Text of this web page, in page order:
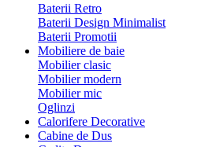
Baterii Retro
Baterii Design Minimalist
Baterii Promotii
Mobiliere de baie
Mobilier clasic
Mobilier modern
Mobilier mic
Oglinzi
Calorifere Decorative
Cabine de Dus